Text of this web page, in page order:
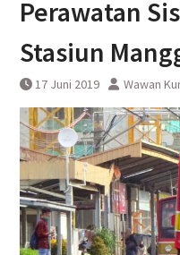
Perawatan
Stasiun
17 Juni 2019 Wawan